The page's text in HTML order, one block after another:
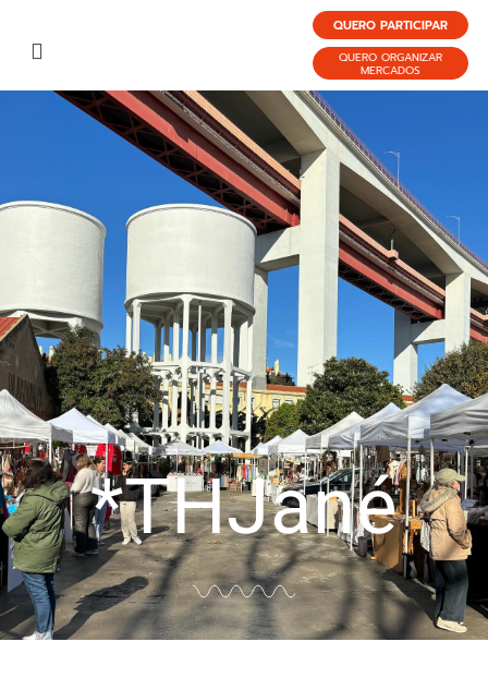
QUERO PARTICIPAR
QUERO ORGANIZAR
MERCADOS
*THJané